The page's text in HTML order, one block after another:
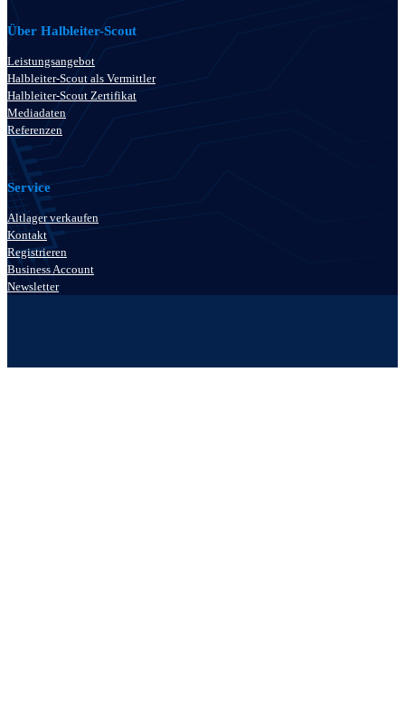
Über Halbleiter-Scout
Leistungsangebot
Halbleiter-Scout als Vermittler
Halbleiter-Scout Zertifikat
Mediadaten
Referenzen
Service
Altlager verkaufen
Kontakt
Registrieren
Business Account
Newsletter